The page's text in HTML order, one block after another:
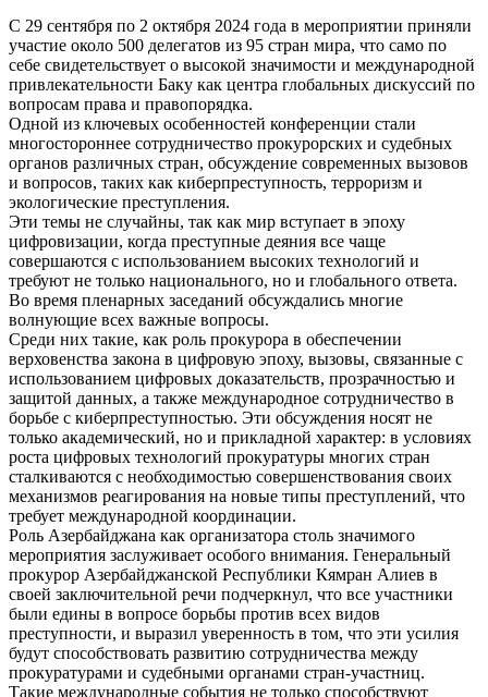
С 29 сентября по 2 октября 2024 года в мероприятии приняли
участие около 500 делегатов из 95 стран мира, что само по
себе свидетельствует о высокой значимости и международной
привлекательности Баку как центра глобальных дискуссий по
вопросам права и правопорядка.
Одной из ключевых особен­ностей конференции стали
многостороннее сотрудничество прокурорских и судебных
органов различных стран, обсуждение современных вызовов
и вопросов, таких как киберпреступность, терроризм и
экологические преступления.
Эти темы не случайны, так как мир вступает в эпоху
цифровизации, когда преступные деяния все чаще
совершаются с использованием высоких технологий и
требуют не только национального, но и глобального ответа.
Во время пленарных заседаний обсуждались многие
волнующие всех важные вопросы.
Среди них такие, как роль прокурора в обеспечении
верховенства закона в цифровую эпоху, вызовы, связанные с
использованием цифровых доказательств, прозрачностью и
защитой данных, а также международное сотрудничество в
борьбе с киберпреступностью. Эти обсуждения носят не
только академический, но и прикладной характер: в условиях
роста цифровых технологий прокуратуры многих стран
сталкиваются с необходимостью совершенствования своих
механизмов реагирования на новые типы преступлений, что
требует международной координации.
Роль Азербайджана как организатора столь значимого
мероприятия заслуживает особого внимания. Генеральный
прокурор Азербайджанской Республики Кямран Алиев в
своей заключительной речи подчеркнул, что все участники
были едины в вопросе борьбы против всех видов
преступности, и выразил уверенность в том, что эти усилия
будут способствовать развитию сотрудничества между
прокуратурами и судебными органами стран-участниц.
Такие международные события не только способствуют